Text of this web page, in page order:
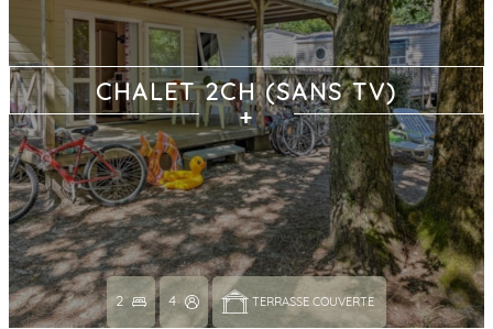
CHALET 2CH (SANS TV)
2 4 TERRASSE COUVERTE